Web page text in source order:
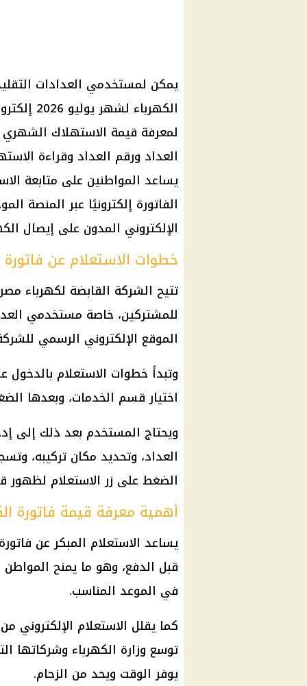
يمكن لمستخدمي العدادات
لمعرفة قيمة الاستهلاك الشهري
العداد ورقم العداد وقراءة
يساعد المواطنين على متابعة
الفاتورة إلكترونيًا عبر المنصة
الإلكتروني المدون على إيصال
خطوات الاستعلام عن فاتورة
تتيح الشركة القابضة لكهرباء
للمشتركين، خاصة مستخدمي
الموقع الإلكتروني الرسمي
وتبدأ خطوات الاستعلام
اختيار قسم الخدمات، وبعدها
ويحتاج المستخدم بعد ذلك إلى
الضغط على زر الاستعلام لظهور
أهمية معرفة قيمة فاتورة
يساعد الاستعلام المبكر عن
قبل الدفع، وهو ما يمنح
في الموعد المناسب.
كما يقلل الاستعلام الإلكتروني
توسع وزارة الكهرباء وشركاتها
يوفر الوقت ويحد من الزحام.